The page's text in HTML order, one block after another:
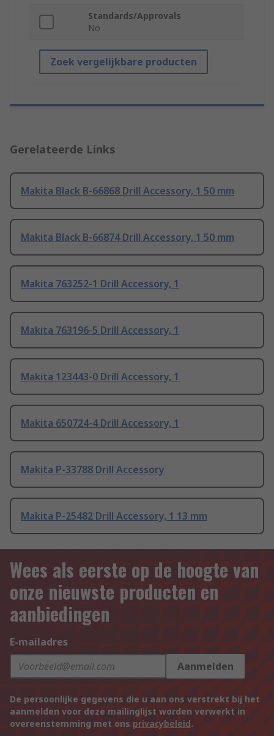
Standards/Approvals
No
Zoek vergelijkbare producten
Gerelateerde Links
Makita Black B-66868 Drill Accessory, 1 50 mm
Makita Black B-66874 Drill Accessory, 1 50 mm
Makita 763252-1 Drill Accessory, 1
Makita 763196-5 Drill Accessory, 1
Makita 123443-0 Drill Accessory, 1
Makita 650724-4 Drill Accessory, 1
Makita P-33788 Drill Accessory
Makita P-25482 Drill Accessory, 1 13 mm
Wees als eerste op de hoogte van
onze nieuwste producten en
aanbiedingen
E-mailadres
Aanmelden
De persoonlijke gegevens die u aan ons verstrekt bij het
aanmelden voor deze mailinglijst worden verwerkt in
overeenstemming met ons privacybeleid.